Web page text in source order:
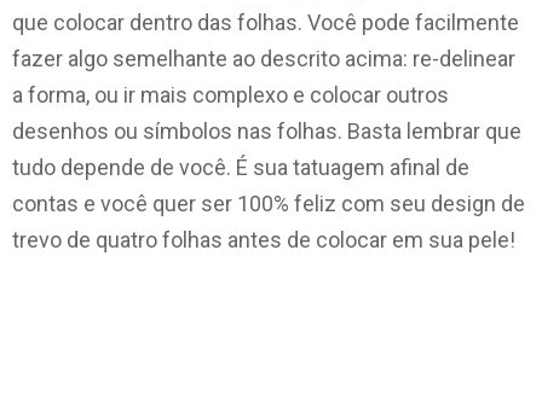
que colocar dentro das folhas. Você pode facilmente
fazer algo semelhante ao descrito acima: re-delinear
a forma, ou ir mais complexo e colocar outros
desenhos ou símbolos nas folhas. Basta lembrar que
tudo depende de você. É sua tatuagem afinal de
contas e você quer ser 100% feliz com seu design de
trevo de quatro folhas antes de colocar em sua pele!